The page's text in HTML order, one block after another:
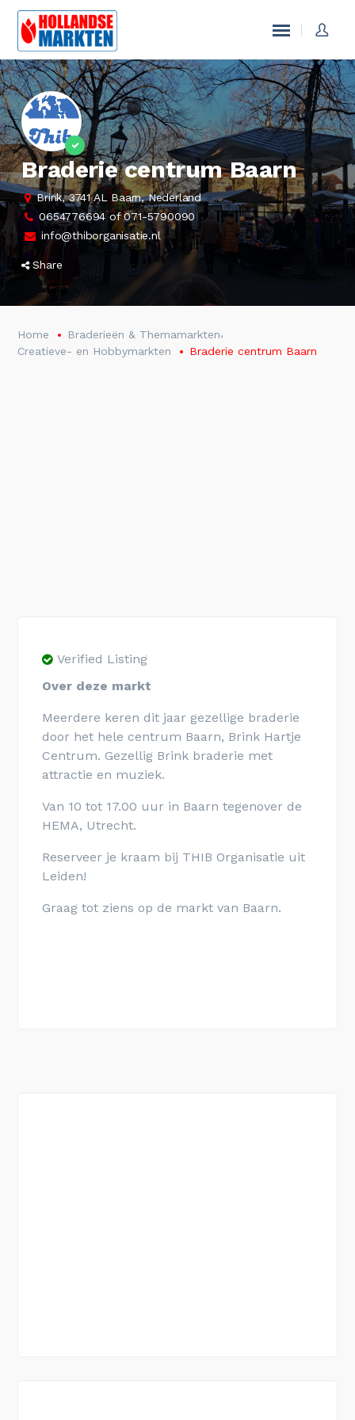
Braderie centrum Baarn
Brink, 3741 AL Baarn, Nederland
0654776694 of 071-5790090
info@thiborganisatie.nl
Share
Home Braderieën & Themamarkten,
Creatieve- en Hobbymarkten
Braderie centrum Baarn
Verified Listing
Over deze markt
Meerdere keren dit jaar gezellige braderie
door het hele centrum Baarn, Brink Hartje
Centrum. Gezellig Brink braderie met
attractie en muziek.
Van 10 tot 17.00 uur in Baarn tegenover de
HEMA, Utrecht.
Reserveer je kraam bij THIB Organisatie uit
Leiden!
Graag tot ziens op de markt van Baarn.